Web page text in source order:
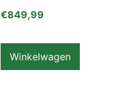
€849,99
Winkelwagen